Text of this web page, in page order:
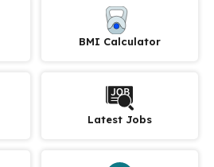
BMI Calculator
Latest Jobs